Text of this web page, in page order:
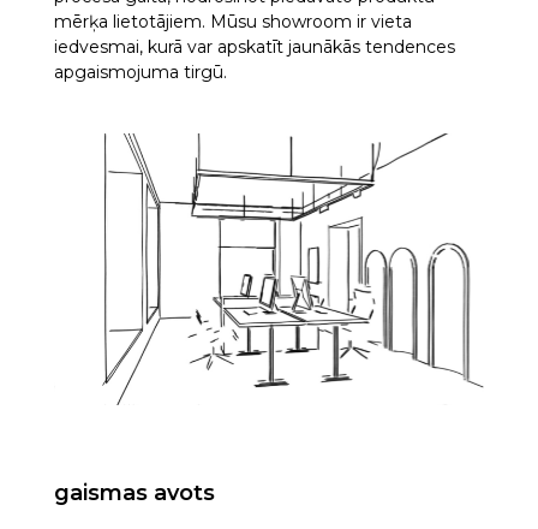
mērķa lietotājiem. Mūsu showroom ir vieta
iedvesmai, kurā var apskatīt jaunākās tendences
apgaismojuma tirgū.
gaismas avots